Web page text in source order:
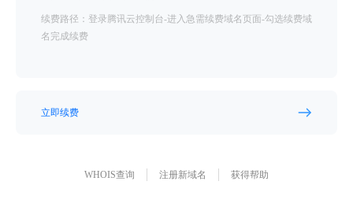
续费路径：登录腾讯云控制台-进入急需续费域名页面-勾选续费域
名完成续费
立即续费
WHOIS查询 注册新域名 获得帮助